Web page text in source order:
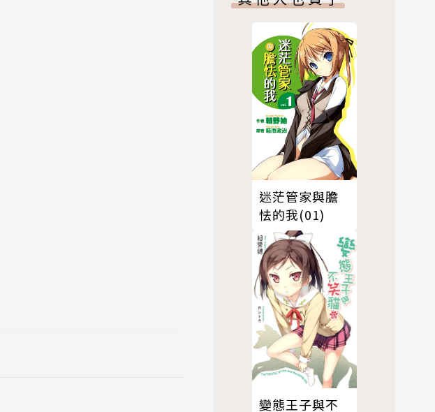
迷茫管家與膽
怯的我(01)
變態王子與不